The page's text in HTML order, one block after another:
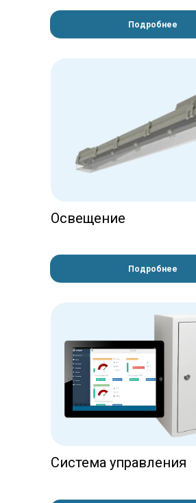
Освещение
Подробнее
Подробнее
Система управления